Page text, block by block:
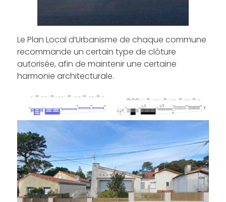
Le Plan Local d’Urbanisme de chaque commune
recommande un certain type de clôture
autorisée, afin de maintenir une certaine
harmonie architecturale.